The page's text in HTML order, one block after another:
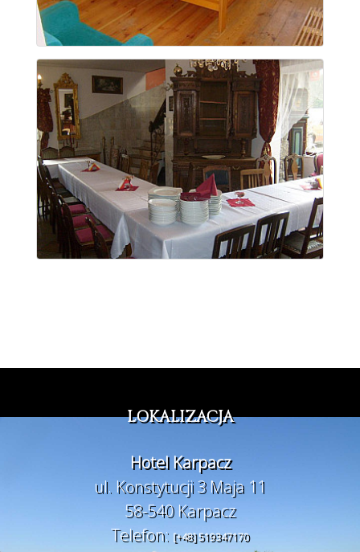
LOKALIZACJA
Hotel Karpacz
ul. Konstytucji 3 Maja 11
58-540 Karpacz
Telefon: [+48] 519347170